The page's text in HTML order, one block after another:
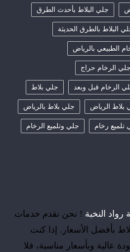
جلي البلاط بأحدث الطرق
البلاط بالطرق الحديثة
الطبيعي بالرياض
جلي الرخام حراج
الرخام قبل وبعد جلي بلاط
بلاط الرياض جلي بلاط بالرياض
تلميع رخام جلي وتلميع الرخام
النخبة ! نحن نقدم خدمات
بأفضل الأسعار. إذا كنت
وبأسعار مناسبة، فلا